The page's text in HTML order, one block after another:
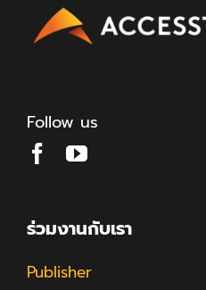
Follow us
ร่วมงานกับเรา
Publisher